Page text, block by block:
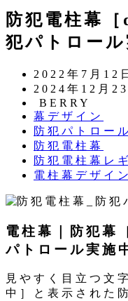
防犯電柱幕
犯パトロール
投
稿
日
2022年7月12日
更
新
日
2024年12月23
著
者
BERRY
カ
テ
ゴ
リ
ー
幕デザイン
カ
テ
ゴ
リ
防犯パトロール
カ
テ
ゴ
ー
防犯電柱幕
カ
テ
リ
防犯電柱幕レ
カ
ゴ
ー
電柱幕デザイン
電柱幕｜防犯
パトロール実施
見やすく目立つ文
中］と表示された